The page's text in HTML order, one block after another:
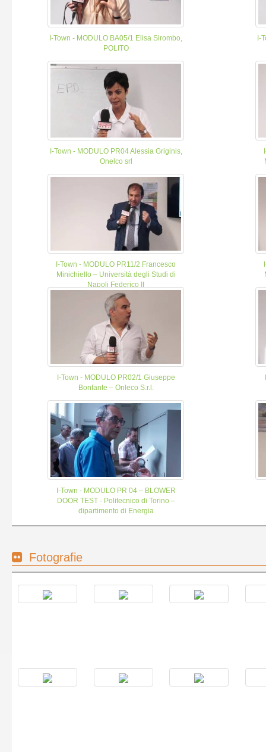
I-Town - MODULO BA05/1 Elisa Sirombo,
POLITO
I-
I-Town - MODULO PR04 Alessia Griginis,
Onelco srl
I-Town - MODULO PR11/2 Francesco
Minichiello – Università degli Studi di
Napoli Federico II
I-Town - MODULO PR02/1 Giuseppe
Bonfante – Onleco S.r.l.
I-Town - MODULO PR 04 – BLOWER
DOOR TEST - Politecnico di Torino –
dipartimento di Energia
Fotografie